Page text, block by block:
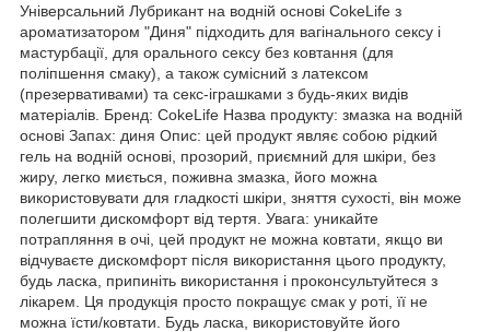
Універсальний Лубрикант на водній основі CokeLife з
ароматизатором "Диня" підходить для вагінального сексу і
мастурбації, для орального сексу без ковтання (для
поліпшення смаку), а також сумісний з латексом
(презервативами) та секс-іграшками з будь-яких видів
матеріалів. Бренд: CokeLife Назва продукту: змазка на водній
основі Запах: диня Опис: цей продукт являє собою рідкий
гель на водній основі, прозорий, приємний для шкіри, без
жиру, легко миється, поживна змазка, його можна
використовувати для гладкості шкіри, зняття сухості, він може
полегшити дискомфорт від тертя. Увага: уникайте
потрапляння в очі, цей продукт не можна ковтати, якщо ви
відчуваєте дискомфорт після використання цього продукту,
будь ласка, припиніть використання і проконсультуйтеся з
лікарем. Ця продукція просто покращує смак у роті, її не
можна їсти/ковтати. Будь ласка, використовуйте його